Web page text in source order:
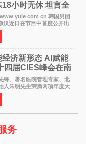
18小时无休 坦言全
com cn 韩国男团
汉近日在节目中首度公开出
历，并提及经纪公司Pledis
注。 在8月2日播出的日本
经济新形态 Al赋能
四届CIES峰会在南
、著名医院管理专家、北
人朱明先生荣膺两项年度大
，盛夏金陵，长江之畔，
链接为主题的2026&lsquo;人
务